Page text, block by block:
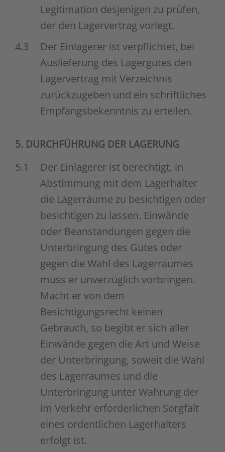
Legitimation desjenigen zu prüfen,
der den Lagervertrag vorlegt.
4.3
Der Einlagerer ist verpflichtet, bei
Auslieferung des Lagergutes den
Lagervertrag mit Verzeichnis
zurückzugeben und ein schriftliches
Empfangsbekenntnis zu erteilen.
5. DURCHFÜHRUNG DER LAGERUNG
5.1
Der Einlagerer ist berechtigt, in
Abstimmung mit dem Lagerhalter
die Lagerräume zu besichtigen oder
besichtigen zu lassen. Einwände
oder Beanstandungen gegen die
Unterbringung des Gutes oder
gegen die Wahl des Lagerraumes
muss er unverzüglich vorbringen.
Macht er von dem
Besichtigungsrecht keinen
Gebrauch, so begibt er sich aller
Einwände gegen die Art und Weise
der Unterbringung, soweit die Wahl
des Lagerraumes und die
Unterbringung unter Wahrung der
im Verkehr erforderlichen Sorgfalt
eines ordentlichen Lagerhalters
erfolgt ist.